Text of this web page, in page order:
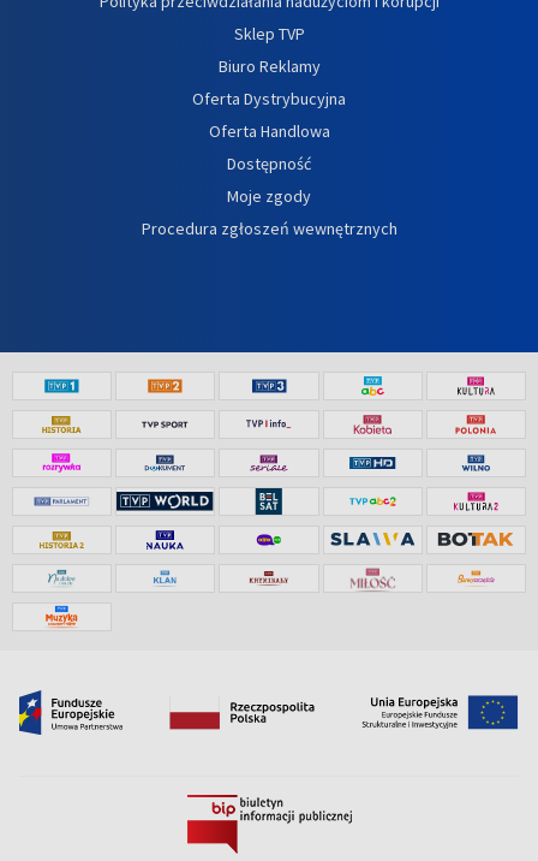
Sklep TVP
Biuro Reklamy
Oferta Dystrybucyjna
Oferta Handlowa
Dostępność
Moje zgody
Procedura zgłoszeń wewnętrznych